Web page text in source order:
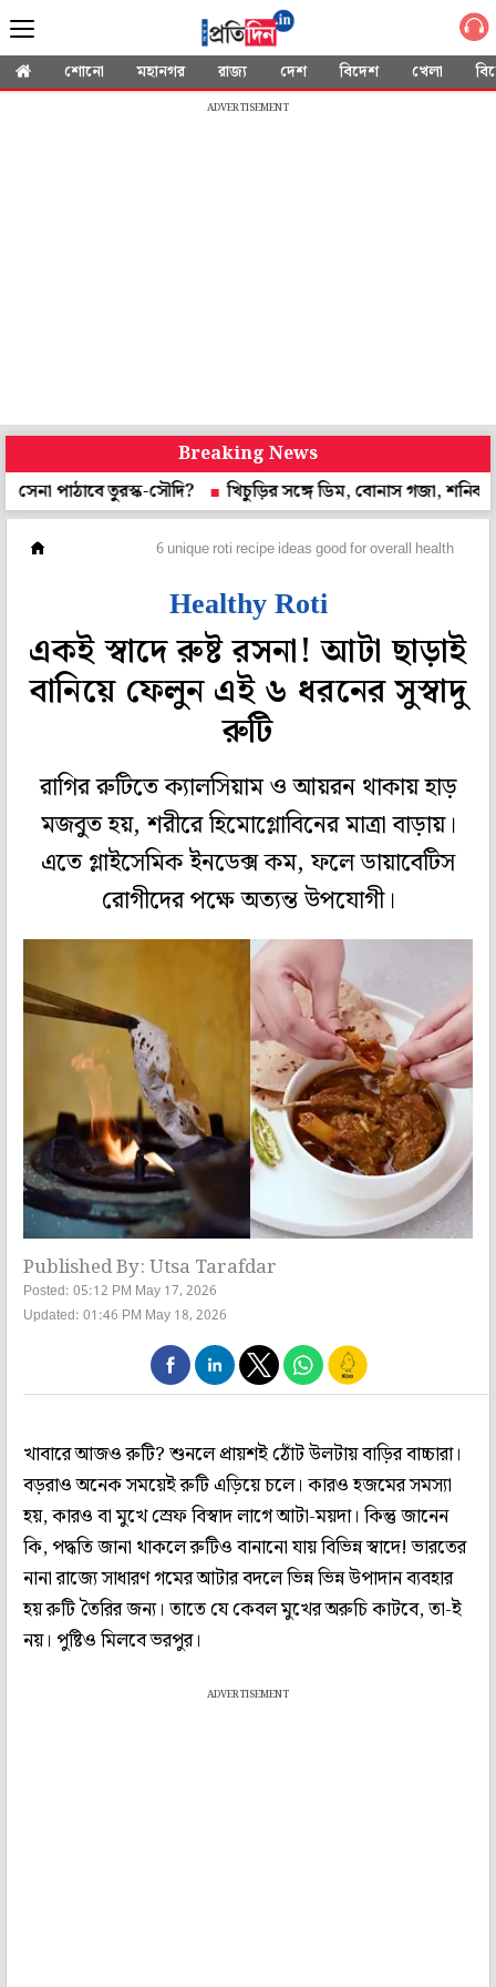
শোনো মহানগর রাজ্য দেশ বিদেশ খেলা
ADVERTISEMENT
Breaking News
তুরস্ক-সৌদি?
খিচুড়ির সঙ্গে ডিম, বোনাস গজা, শনিবারের মিড-
6 unique roti recipe ideas good for overall health
Healthy Roti
একই স্বাদে রুষ্ট রসনা! আটা ছাড়াই
বানিয়ে ফেলুন এই ৬ ধরনের সুস্বাদু
রুটি
রাগির রুটিতে ক্যালসিয়াম ও আয়রন থাকায় হাড়
মজবুত হয়, শরীরে হিমোগ্লোবিনের মাত্রা বাড়ায়।
এতে গ্লাইসেমিক ইনডেক্স কম, ফলে ডায়াবেটিস
রোগীদের পক্ষে অত্যন্ত উপযোগী।
Published By: Utsa Tarafdar
Posted: 05:12 PM May 17, 2026
Updated: 01:46 PM May 18, 2026
খাবারে আজও রুটি? শুনলে প্রায়শই ঠোঁট উলটায় বাড়ির বাচ্চারা।
বড়রাও অনেক সময়েই রুটি এড়িয়ে চলে। কারও হজমের সমস্যা
হয়, কারও বা মুখে স্রেফ বিস্বাদ লাগে আটা-ময়দা। কিন্তু জানেন
কি, পদ্ধতি জানা থাকলে রুটিও বানানো যায় বিভিন্ন স্বাদে! ভারতের
নানা রাজ্যে সাধারণ গমের আটার বদলে ভিন্ন ভিন্ন উপাদান ব্যবহার
হয় রুটি তৈরির জন্য। তাতে যে কেবল মুখের অরুচি কাটবে, তা-ই
নয়। পুষ্টিও মিলবে ভরপুর।
ADVERTISEMENT